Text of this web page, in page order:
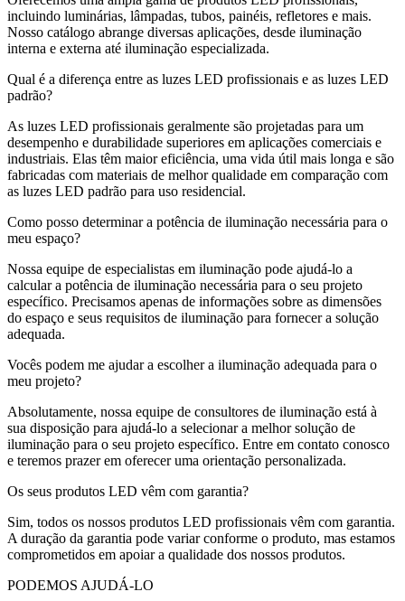
incluindo luminárias, lâmpadas, tubos, painéis, refletores e mais.
Nosso catálogo abrange diversas aplicações, desde iluminação
interna e externa até iluminação especializada.
Qual é a diferença entre as luzes LED profissionais e as luzes LED
padrão?
As luzes LED profissionais geralmente são projetadas para um
desempenho e durabilidade superiores em aplicações comerciais e
industriais. Elas têm maior eficiência, uma vida útil mais longa e são
fabricadas com materiais de melhor qualidade em comparação com
as luzes LED padrão para uso residencial.
Como posso determinar a potência de iluminação necessária para o
meu espaço?
Nossa equipe de especialistas em iluminação pode ajudá-lo a
calcular a potência de iluminação necessária para o seu projeto
específico. Precisamos apenas de informações sobre as dimensões
do espaço e seus requisitos de iluminação para fornecer a solução
adequada.
Vocês podem me ajudar a escolher a iluminação adequada para o
meu projeto?
Absolutamente, nossa equipe de consultores de iluminação está à
sua disposição para ajudá-lo a selecionar a melhor solução de
iluminação para o seu projeto específico. Entre em contato conosco
e teremos prazer em oferecer uma orientação personalizada.
Os seus produtos LED vêm com garantia?
Sim, todos os nossos produtos LED profissionais vêm com garantia.
A duração da garantia pode variar conforme o produto, mas estamos
comprometidos em apoiar a qualidade dos nossos produtos.
PODEMOS AJUDÁ-LO